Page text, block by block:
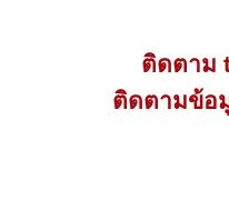
ติดตาม
ติดตามข้อ